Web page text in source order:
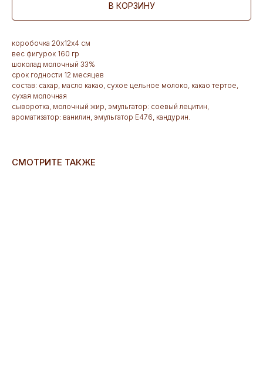
В КОРЗИНУ
коробочка 20х12х4 см
вес фигурок 160 гр
шоколад молочный 33%
срок годности 12 месяцев
состав: сахар, масло какао, сухое цельное молоко, какао тертое,
сухая молочная
сыворотка, молочный жир, эмульгатор: соевый лецитин,
ароматизатор: ванилин, эмульгатор Е476, кандурин.
СМОТРИТЕ ТАКЖЕ